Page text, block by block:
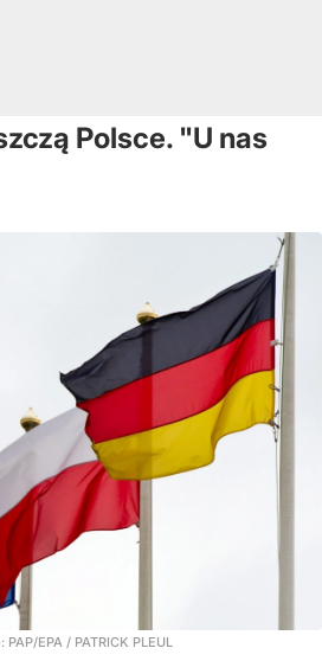
Polsce. "U nas
PAP/EPA / PATRICK PLEUL